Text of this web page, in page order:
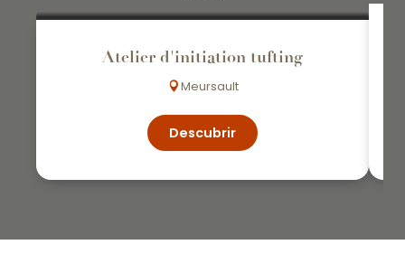
Atelier d'initiation tufting
Meursault
Descubrir